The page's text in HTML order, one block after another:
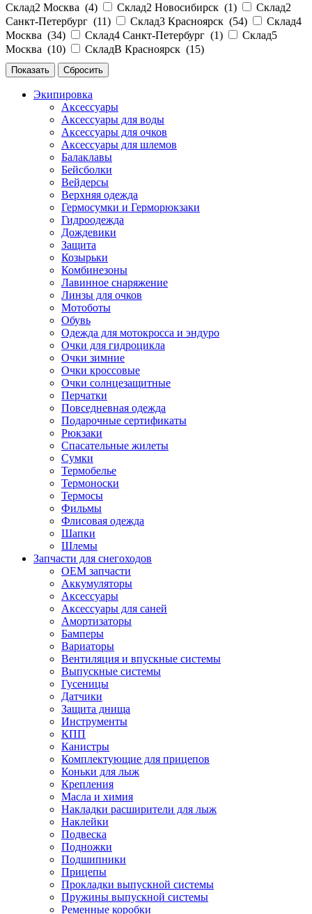
Склад2 Москва (4) Склад2 Новосибирск (1)
Склад2
Санкт-Петербург (11) Склад3 Красноярск (54)
Склад4
Москва (34) Склад4 Санкт-Петербург (1)
Склад5
Москва (10) СкладВ Красноярск (15)
Экипировка
Аксессуары
Аксессуары для воды
Аксессуары для очков
Аксессуары для шлемов
Балаклавы
Бейсболки
Вейдерсы
Верхняя одежда
Гермосумки и Герморюкзаки
Гидроодежда
Дождевики
Защита
Козырьки
Комбинезоны
Лавинное снаряжение
Линзы для очков
Мотоботы
Обувь
Одежда для мотокросса и эндуро
Очки для гидроцикла
Очки зимние
Очки кроссовые
Очки солнцезащитные
Перчатки
Повседневная одежда
Подарочные сертификаты
Рюкзаки
Спасательные жилеты
Сумки
Термобелье
Термоноски
Термосы
Фильмы
Флисовая одежда
Шапки
Шлемы
Запчасти для снегоходов
OEM запчасти
Аккумуляторы
Аксессуары
Аксессуары для саней
Амортизаторы
Бамперы
Вариаторы
Вентиляция и впускные системы
Выпускные системы
Гусеницы
Датчики
Защита днища
Инструменты
КПП
Канистры
Комплектующие для прицепов
Коньки для лыж
Крепления
Масла и химия
Накладки расширители для лыж
Наклейки
Подвеска
Подножки
Подшипники
Прицепы
Прокладки выпускной системы
Пружины выпускной системы
Ременные коробки